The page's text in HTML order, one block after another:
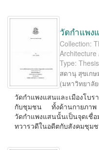
วัดกำแพง
Collection:
Type: Thesis
สดานุ สุขเกษ
(มหาวิทยาลั
วัดกำแพงแสนและเมืองโบ
กับชุมชน ทั้งด้านกายภา
วัดกำแพงแสนนั้นเป็นจุดเชื่อ
ทวารวดีในอดีตกับสังคมชุม